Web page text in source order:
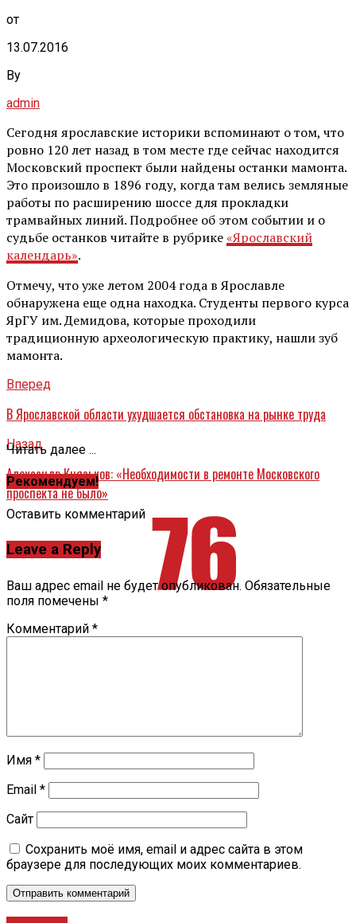
от
13.07.2016
By
admin
Сегодня ярославские историки вспоминают о том, что
ровно 120 лет назад в том месте где сейчас находится
Московский проспект были найдены останки мамонта.
Это произошло в 1896 году, когда там велись земляные
работы по расширению шоссе для прокладки
трамвайных линий. Подробнее об этом событии и о
судьбе останков читайте в рубрике«Ярославский
календарь».
Отмечу, что уже летом 2004 года в Ярославле
обнаружена еще одна находка. Студенты первого курса
ЯрГУ им. Демидова, которые проходили
традиционную археологическую практику, нашли зуб
мамонта.
Вперед
В Ярославской области ухудшается обстановка на рынке труда
Назад
Александр Князьков: «Необходимости в ремонте Московского
проспекта не было»
Читать далее ...
Рекомендуем!
Оставить комментарий
Leave a Reply
Ваш адрес email не будет опубликован. Обязательные
поля помечены *
Комментарий *
Имя *
Email *
Сайт
Сохранить моё имя, email и адрес сайта в этом
браузере для последующих моих комментариев.